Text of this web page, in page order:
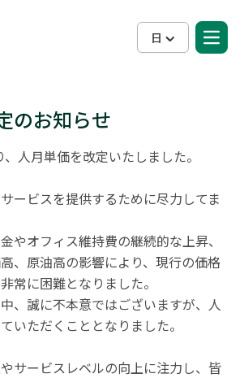
日
のお知らせ
人月単価を改定いたしました。
ービスを提供するために尽力してま
やオフィス維持費の継続的な上昇、
、原油高の影響により、現行の価格
常に困難となりました。
、誠に不本意ではございますが、人
いただくこととなりました。
サービスレベルの向上に注力し、皆